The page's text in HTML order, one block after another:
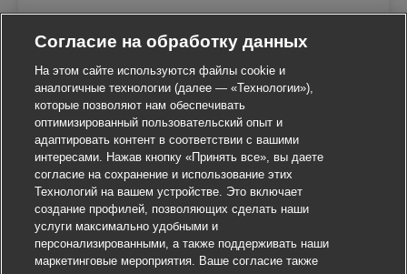
Согласие на обработку данных
На этом сайте используются файлы cookie и
аналогичные технологии (далее — «Технологии»),
которые позволяют нам обеспечивать
оптимизированный пользовательский опыт и
адаптировать контент в соответствии с вашими
интересами. Нажав кнопку «Принять все», вы даете
согласие на сохранение и использование этих
Технологий на вашем устройстве. Это включает
создание профилей, позволяющих сделать наши
услуги максимально удобными и
персонализированными, а также поддерживать наши
маркетинговые мероприятия. Ваше согласие также